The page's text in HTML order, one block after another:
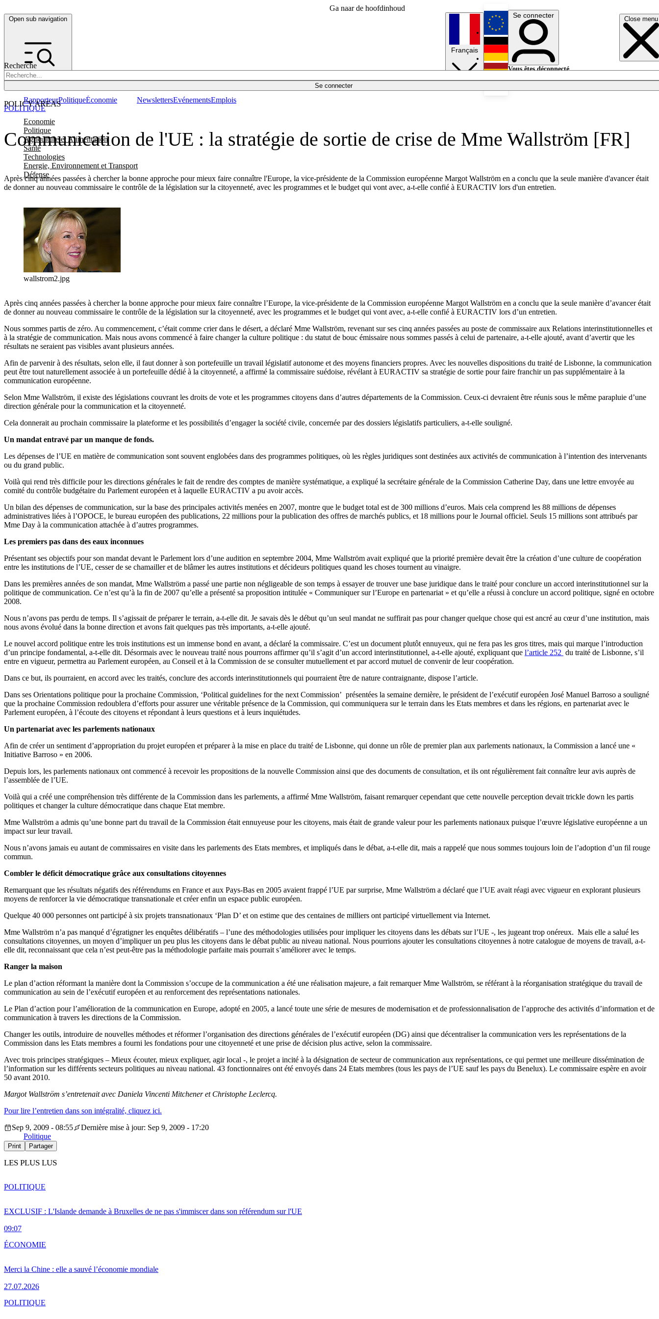
Ga naar de hoofdinhoud
Open sub navigation Close menu
Recherche
Se connecter
POLICY AREAS
Economie
Politique
Agriculture et Alimentation
Santé
Technologies
Energie, Environnement et Transport
Défense
RapporteurPolitiqueÉconomie NewslettersEvénementsEmplois
Français
English
Deutsch
Se connecter
Vous êtes déconnecté.
Communication de l'UE : la stratégie de sortie de crise de Mme Wallström [FR]
Après cinq années passées à chercher la bonne approche pour mieux faire connaître l'Europe, la vice-présidente de la Commission européenne Margot Wallström en a conclu que la seule manière d'avancer était
de donner au nouveau commissaire le contrôle de la législation sur la citoyenneté, avec les programmes et le budget qui vont avec, a-t-elle confié à EURACTIV lors d'un entretien.
POLITIQUE
wallstrom2.jpg
Après cinq années passées à chercher la bonne approche pour mieux faire connaître l’Europe, la vice-présidente de la Commission européenne Margot Wallström en a conclu que la seule manière d’avancer était
de donner au nouveau commissaire le contrôle de la législation sur la citoyenneté, avec les programmes et le budget qui vont avec, a-t-elle confié à EURACTIV lors d’un entretien.
Nous sommes partis de zéro. Au commencement, c’était comme crier dans le désert, a déclaré Mme Wallström, revenant sur ses cinq années passées au poste de commissaire aux Relations interinstitutionnelles et
à la stratégie de communication. Mais nous avons commencé à faire changer la culture politique : du statut de bouc émissaire nous sommes passés à celui de partenaire, a-t-elle ajouté, avant d’avertir que les
résultats ne seraient pas visibles avant plusieurs années.
Afin de parvenir à des résultats, selon elle, il faut donner à son portefeuille un travail législatif autonome et des moyens financiers propres. Avec les nouvelles dispositions du traité de Lisbonne, la communication
peut être tout naturellement associée à un portefeuille dédié à la citoyenneté, a affirmé la commissaire suédoise, révélant à EURACTIV sa stratégie de sortie pour faire franchir un pas supplémentaire à la
communication européenne.
Selon Mme Wallström, il existe des législations couvrant les droits de vote et les programmes citoyens dans d’autres départements de la Commission. Ceux-ci devraient être réunis sous le même parapluie d’une
direction générale pour la communication et la citoyenneté.
Cela donnerait au prochain commissaire la plateforme et les possibilités d’engager la société civile, concernée par des dossiers législatifs particuliers, a-t-elle souligné.
Un mandat entravé par un manque de fonds.
Les dépenses de l’UE en matière de communication sont souvent englobées dans des programmes politiques, où les règles juridiques sont destinées aux activités de communication à l’intention des intervenants
ou du grand public.
Voilà qui rend très difficile pour les directions générales le fait de rendre des comptes de manière systématique, a expliqué la secrétaire générale de la Commission Catherine Day, dans une lettre envoyée au
comité du contrôle budgétaire du Parlement européen et à laquelle EURACTIV a pu avoir accès.
Un bilan des dépenses de communication, sur la base des principales activités menées en 2007, montre que le budget total est de 300 millions d’euros. Mais cela comprend les 88 millions de dépenses
administratives liées à l’OPOCE, le bureau européen des publications, 22 millions pour la publication des offres de marchés publics, et 18 millions pour le Journal officiel. Seuls 15 millions sont attribués par
Mme Day à la communication attachée à d’autres programmes.
Les premiers pas dans des eaux inconnues
Présentant ses objectifs pour son mandat devant le Parlement lors d’une audition en septembre 2004, Mme Wallström avait expliqué que la priorité première devait être la création d’une culture de coopération
entre les institutions de l’UE, cesser de se chamailler et de blâmer les autres institutions et décideurs politiques quand les choses tournent au vinaigre.
Dans les premières années de son mandat, Mme Wallström a passé une partie non négligeable de son temps à essayer de trouver une base juridique dans le traité pour conclure un accord interinstitutionnel sur la
politique de communication. Ce n’est qu’à la fin de 2007 qu’elle a présenté sa proposition intitulée « Communiquer sur l’Europe en partenariat » et qu’elle a réussi à conclure un accord politique, signé en octobre
2008.
Nous n’avons pas perdu de temps. Il s’agissait de préparer le terrain, a-t-elle dit. Je savais dès le début qu’un seul mandat ne suffirait pas pour changer quelque chose qui est ancré au cœur d’une institution, mais
nous avons évolué dans la bonne direction et avons fait quelques pas très importants, a-t-elle ajouté.
Le nouvel accord politique entre les trois institutions est un immense bond en avant, a déclaré la commissaire. C’est un document plutôt ennuyeux, qui ne fera pas les gros titres, mais qui marque l’introduction
d’un principe fondamental, a-t-elle dit. Désormais avec le nouveau traité nous pourrons affirmer qu’il s’agit d’un accord interinstitutionnel, a-t-elle ajouté, expliquant que l’article 252 du traité de Lisbonne, s’il
entre en vigueur, permettra au Parlement européen, au Conseil et à la Commission de se consulter mutuellement et par accord mutuel de convenir de leur coopération.
Dans ce but, ils pourraient, en accord avec les traités, conclure des accords interinstitutionnels qui pourraient être de nature contraignante, dispose l’article.
Dans ses Orientations politique pour la prochaine Commission, ‘Political guidelines for the next Commission’ présentées la semaine dernière, le président de l’exécutif européen José Manuel Barroso a souligné
que la prochaine Commission redoublera d’efforts pour assurer une véritable présence de la Commission, qui communiquera sur le terrain dans les Etats membres et dans les régions, en partenariat avec le
Parlement européen, à l’écoute des citoyens et répondant à leurs questions et à leurs inquiétudes.
Un partenariat avec les parlements nationaux
Afin de créer un sentiment d’appropriation du projet européen et préparer à la mise en place du traité de Lisbonne, qui donne un rôle de premier plan aux parlements nationaux, la Commission a lancé une «
Initiative Barroso » en 2006.
Depuis lors, les parlements nationaux ont commencé à recevoir les propositions de la nouvelle Commission ainsi que des documents de consultation, et ils ont régulièrement fait connaître leur avis auprès de
l’assemblée de l’UE.
Voilà qui a créé une compréhension très différente de la Commission dans les parlements, a affirmé Mme Wallström, faisant remarquer cependant que cette nouvelle perception devait trickle down les partis
politiques et changer la culture démocratique dans chaque Etat membre.
Mme Wallström a admis qu’une bonne part du travail de la Commission était ennuyeuse pour les citoyens, mais était de grande valeur pour les parlements nationaux puisque l’œuvre législative européenne a un
impact sur leur travail.
Nous n’avons jamais eu autant de commissaires en visite dans les parlements des Etats membres, et impliqués dans le débat, a-t-elle dit, mais a rappelé que nous sommes toujours loin de l’adoption d’un fil rouge
commun.
Combler le déficit démocratique grâce aux consultations citoyennes
Remarquant que les résultats négatifs des référendums en France et aux Pays-Bas en 2005 avaient frappé l’UE par surprise, Mme Wallström a déclaré que l’UE avait réagi avec vigueur en explorant plusieurs
moyens de renforcer la vie démocratique transnationale et créer enfin un espace public européen.
Quelque 40 000 personnes ont participé à six projets transnationaux ‘Plan D’ et on estime que des centaines de milliers ont participé virtuellement via Internet.
Mme Wallström n’a pas manqué d’égratigner les enquêtes délibératifs – l’une des méthodologies utilisées pour impliquer les citoyens dans les débats sur l’UE -, les jugeant trop onéreux. Mais elle a salué les
consultations citoyennes, un moyen d’impliquer un peu plus les citoyens dans le débat public au niveau national. Nous pourrions ajouter les consultations citoyennes à notre catalogue de moyens de travail, a-t-
elle dit, reconnaissant que cela n’est peut-être pas la méthodologie parfaite mais pourrait s’améliorer avec le temps.
Ranger la maison
Le plan d’action réformant la manière dont la Commission s’occupe de la communication a été une réalisation majeure, a fait remarquer Mme Wallström, se référant à la réorganisation stratégique du travail de
communication au sein de l’exécutif européen et au renforcement des représentations nationales.
Le Plan d’action pour l’amélioration de la communication en Europe, adopté en 2005, a lancé toute une série de mesures de modernisation et de professionnalisation de l’approche des activités d’information et de
communication à travers les directions de la Commission.
Changer les outils, introduire de nouvelles méthodes et réformer l’organisation des directions générales de l’exécutif européen (DG) ainsi que décentraliser la communication vers les représentations de la
Commission dans les Etats membres a fourni les fondations pour une citoyenneté et une prise de décision plus active, selon la commissaire.
Avec trois principes stratégiques – Mieux écouter, mieux expliquer, agir local -, le projet a incité à la désignation de secteur de communication aux représentations, ce qui permet une meilleure dissémination de
l’information sur les différents secteurs politiques au niveau national. 43 fonctionnaires ont été envoyés dans 24 Etats membres (tous les pays de l’UE sauf les pays du Benelux). Le commissaire espère en avoir
50 avant 2010.
Margot Wallström s’entretenait avec Daniela Vincenti Mitchener et Christophe Leclercq.
Pour lire l’entretien dans son intégralité, cliquez ici.
Sep 9, 2009 - 08:55
Dernière mise à jour: Sep 9, 2009 - 17:20
Politique
Print Partager
LES PLUS LUS
EXCLUSIF : L'Islande demande à Bruxelles de ne pas s'immiscer dans son référendum sur l'UE
09:07
POLITIQUE
Merci la Chine : elle a sauvé l’économie mondiale
27.07.2026
ÉCONOMIE
POLITIQUE